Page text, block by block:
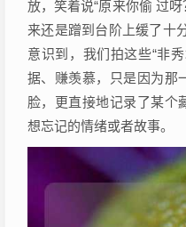
放，笑着说“原来你偷 过
来还是蹭到台阶上缓了十
意识到，我们拍这些“非
据、赚羡慕，只是因为那
脸，更直接地记录了某个
想忘记的情绪或者故事。